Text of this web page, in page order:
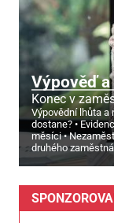
Výpověď
Konec v
Výpovědní lhůta a
dostane?
měsíci
druhého